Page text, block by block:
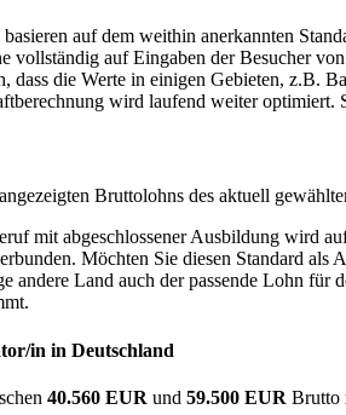
auf dem weithin anerkannten
vollständig auf Eingaben der Besucher
dass die Werte in einigen Gebieten, z.B.
wird laufend weiter optimiert.
Bruttolohns des aktuell
mit abgeschlossener Ausbildung wird
Möchten Sie diesen Standard
andere Land auch der passende Lohn
in in Deutschland
40.560 EUR und 59.500 EUR Brutto